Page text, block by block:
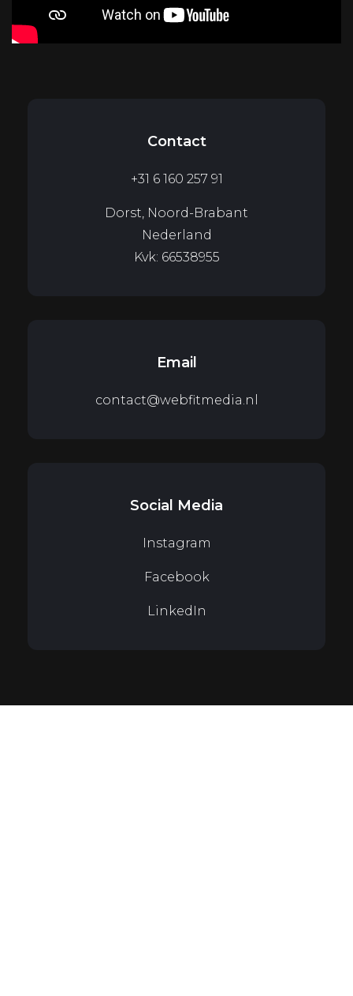
Contact
+31 6 160 257 91
Dorst, Noord-Brabant
Nederland
Kvk: 66538955
Email
contact@webfitmedia.nl
Social Media
Instagram
Facebook
LinkedIn